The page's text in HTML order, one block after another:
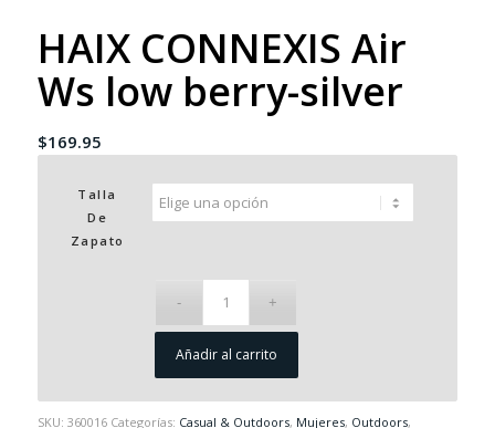
HAIX CONNEXIS Air
Ws low berry-silver
$169.95
Talla
De
Zapato
Añadir al carrito
SKU: 360016 Categorías: Casual & Outdoors, Mujeres, Outdoors,